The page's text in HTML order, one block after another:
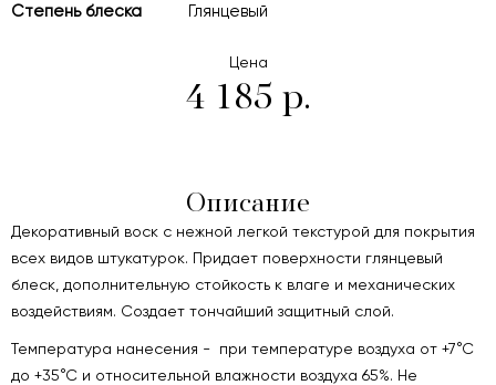
Степень блеска
Глянцевый
Цена
4 185 р.
Описание
Декоративный воск с нежной легкой текстурой для покрытия
всех видов штукатурок. Придает поверхности глянцевый
блеск, дополнительную стойкость к влаге и механических
воздействиям. Создает тончайший защитный слой.
Температура нанесения - при температуре воздуха от +7°С
до +35°С и относительной влажности воздуха 65%. Не